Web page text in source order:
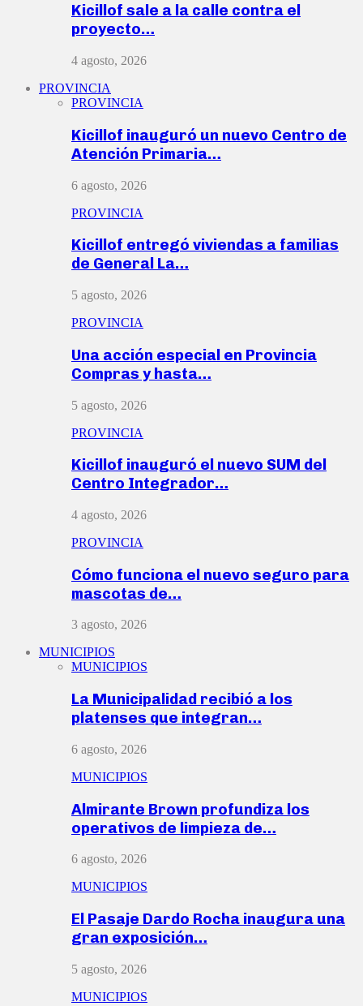
Kicillof sale a la calle contra el
proyecto…
4 agosto, 2026
PROVINCIA
PROVINCIA
Kicillof inauguró un nuevo Centro de
Atención Primaria…
6 agosto, 2026
PROVINCIA
Kicillof entregó viviendas a familias
de General La…
5 agosto, 2026
PROVINCIA
Una acción especial en Provincia
Compras y hasta…
5 agosto, 2026
PROVINCIA
Kicillof inauguró el nuevo SUM del
Centro Integrador…
4 agosto, 2026
PROVINCIA
Cómo funciona el nuevo seguro para
mascotas de…
3 agosto, 2026
MUNICIPIOS
MUNICIPIOS
La Municipalidad recibió a los
platenses que integran…
6 agosto, 2026
MUNICIPIOS
Almirante Brown profundiza los
operativos de limpieza de…
6 agosto, 2026
MUNICIPIOS
El Pasaje Dardo Rocha inaugura una
gran exposición…
5 agosto, 2026
MUNICIPIOS